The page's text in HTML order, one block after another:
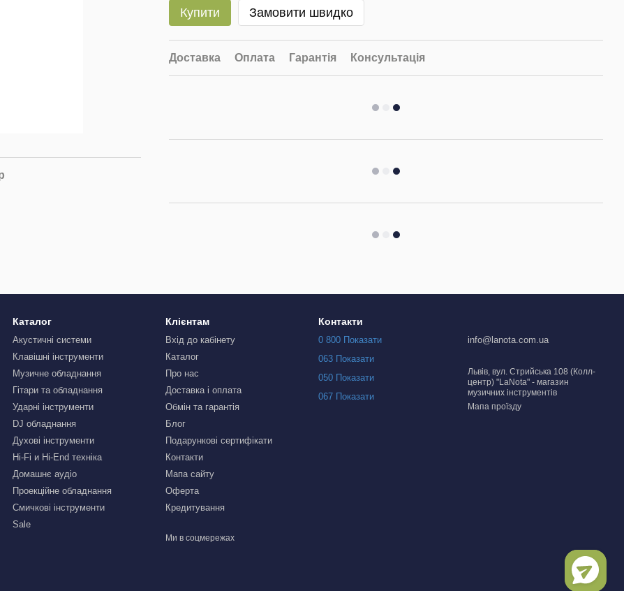
Купити Замовити швидко
Доставка Оплата Гарантія Консультація
Каталог
Акустичні системи
Клавішні інструменти
Музичне обладнання
Гітари та обладнання
Ударні інструменти
DJ обладнання
Духові інструменти
Hi-Fi и Hi-End техніка
Домашнє аудіо
Проекційне обладнання
Смичкові інструменти
Sale
Клієнтам
Вхід до кабінету
Каталог
Про нас
Доставка і оплата
Обмін та гарантія
Блог
Подарункові сертифікати
Контакти
Мапа сайту
Оферта
Кредитування
Ми в соцмережах
Контакти
0 800 Показати
063 Показати
050 Показати
067 Показати
info@lanota.com.ua
Львів, вул. Стрийська 108 (Колл-
центр) "LaNota" - магазин
музичних інструментів
Мапа проїзду